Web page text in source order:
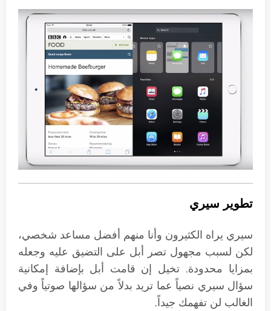
تطوير سيري
سيري يراه الكثيرون وأنا منهم أفضل مساعد شخصي،
لكن لسبب مجهول تصر أبل على التضيق عليه وجعله
بمزايا محدودة. تخيل إن قامت أبل بإضافة إمكانية
سؤال سيري نصياً عما تريد بدلاً من سؤالها صوتياً وفي
الغالب لن تفهمك جيداً.